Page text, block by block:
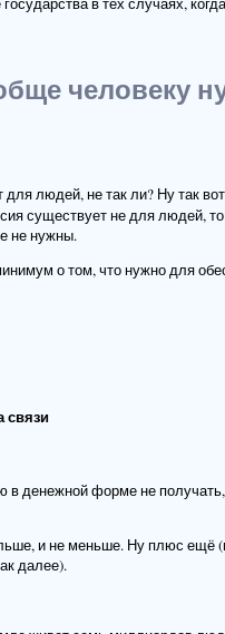
человеку
людей, не так ли? Ну так
существует не для людей,
не нужны.
о том, что нужно для
связи
денежной форме не
и не меньше. Ну плюс ещё
далее).